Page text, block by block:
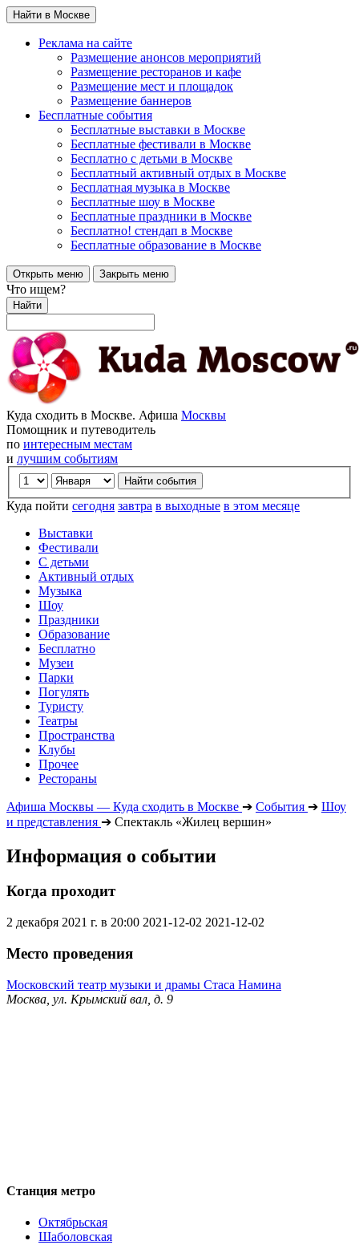
Найти в Москве
Реклама на сайте
Размещение анонсов мероприятий
Размещение ресторанов и кафе
Размещение мест и площадок
Размещение баннеров
Бесплатные события
Бесплатные выставки в Москве
Бесплатные фестивали в Москве
Бесплатно с детьми в Москве
Бесплатный активный отдых в Москве
Бесплатная музыка в Москве
Бесплатные шоу в Москве
Бесплатные праздники в Москве
Бесплатно! стендап в Москве
Бесплатные образование в Москве
Открыть меню Закрыть меню
Что ищем?
Найти
Куда сходить в Москве. Афиша Москвы
Помощник и путеводитель
по интересным местам
и лучшим событиям
Куда пойти сегодня завтра в выходные в этом месяце
Выставки
Фестивали
С детьми
Активный отдых
Музыка
Шоу
Праздники
Образование
Бесплатно
Музеи
Парки
Погулять
Туристу
Театры
Пространства
Клубы
Прочее
Рестораны
Афиша Москвы — Куда сходить в Москве ➔ События ➔ Шоу
и представления ➔ Спектакль «Жилец вершин»
Информация о событии
Когда проходит
2 декабря 2021 г. в 20:00 2021-12-02 2021-12-02
Место проведения
Московский театр музыки и драмы Стаса Намина
Москва, ул. Крымский вал, д. 9
Станция метро
Октябрьская
Шаболовская